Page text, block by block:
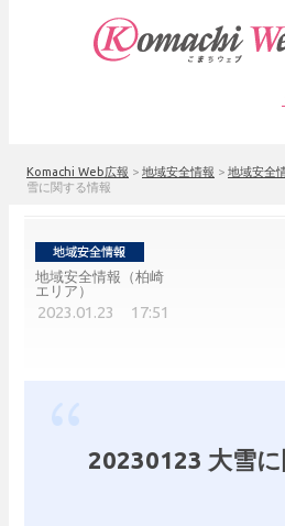
Komachi Web広報 > 地域安全情報 > 地域安全
雪に関する情報
地域安全情報（柏崎
エリア）
2023.01.23 17:51
20230123 大雪